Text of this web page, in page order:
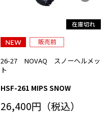
26-27 NOVAQ スノーヘルメッ
ト
HSF-261 MIPS SNOW
26,400円（税込）